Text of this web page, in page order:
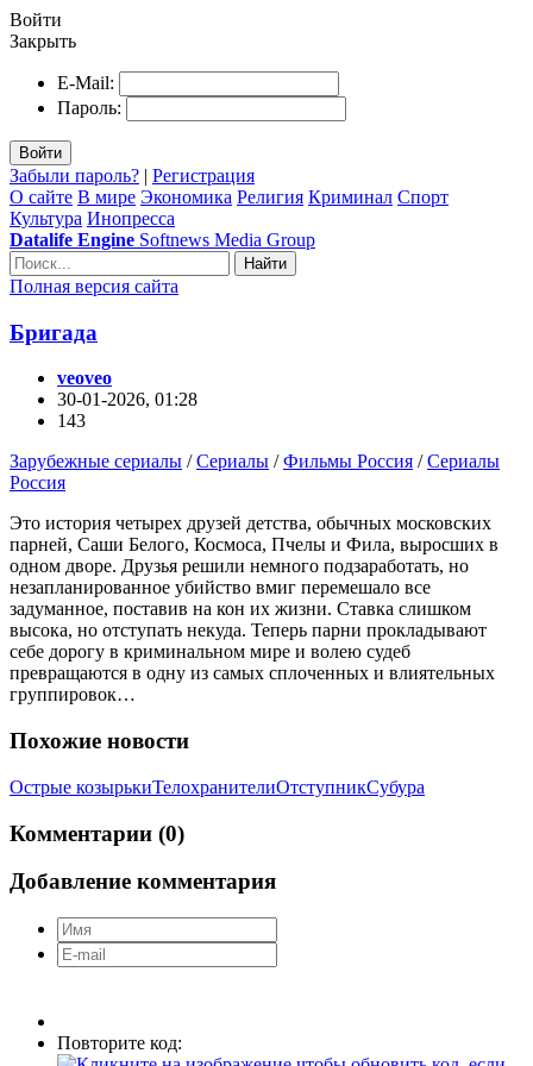
Войти
Закрыть
E-Mail:
Пароль:
Войти
Забыли пароль? | Регистрация
О сайте В мире Экономика Религия Криминал Спорт
Культура Инопресса
Datalife Engine Softnews Media Group
Найти
Полная версия сайта
Бригада
veoveo
30-01-2026, 01:28
143
Зарубежные сериалы /Сериалы /Фильмы Россия /Сериалы
Россия
Это история четырех друзей детства, обычных московских
парней, Саши Белого, Космоса, Пчелы и Фила, выросших в
одном дворе. Друзья решили немного подзаработать, но
незапланированное убийство вмиг перемешало все
задуманное, поставив на кон их жизни. Ставка слишком
высока, но отступать некуда. Теперь парни прокладывают
себе дорогу в криминальном мире и волею судеб
превращаются в одну из самых сплоченных и влиятельных
группировок…
Похожие новости
Острые козырькиТелохранителиОтступникСубура
Комментарии (0)
Добавление комментария
Повторите код: